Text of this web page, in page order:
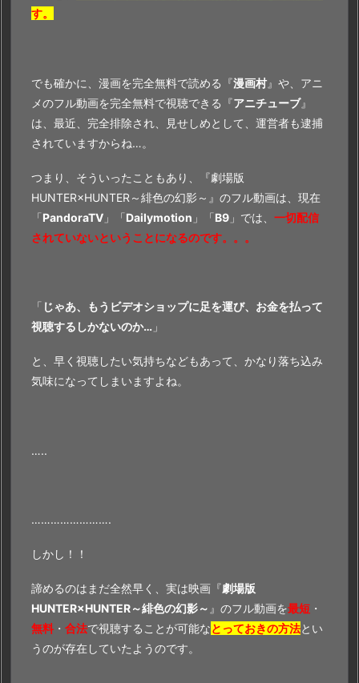
す。
でも確かに、漫画を完全無料で読める『漫画村』や、アニ
メのフル動画を完全無料で視聴できる『アニチューブ』
は、最近、完全排除され、見せしめとして、運営者も逮捕
されていますからね…。
つまり、そういったこともあり、『劇場版
HUNTER×HUNTER～緋色の幻影～』のフル動画は、現在
「PandoraTV 」「Dailymotion 」「B9 」では、 一切配信
されていないということになるのです。。。
「 じゃあ、もうビデオショップに足を運び、お金を払って
視聴するしかないのか… 」
と、早く視聴したい気持ちなどもあって、かなり落ち込み
気味になってしまいますよね。
…..
…………………….
しかし！！
諦めるのはまだ全然早く、実は映画『劇場版
HUNTER×HUNTER～緋色の幻影～ 』のフル動画を最短 ・
無料 ・ 合法で視聴することが可能なとっておきの方法とい
うのが存在していたようのです。